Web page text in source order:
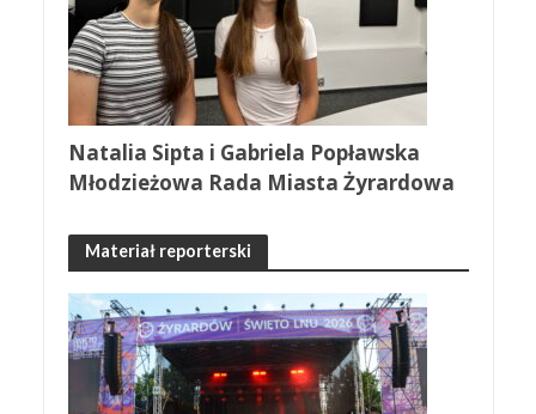
Natalia Sipta i Gabriela Popławska
Młodzieżowa Rada Miasta Żyrardowa
Materiał reporterski